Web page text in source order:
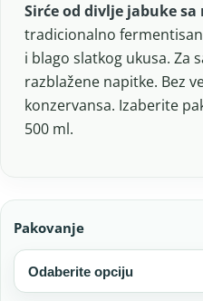
Sirće od divlje jabuke sa
tradicionalno
i blago slatkog ukusa. Za
razblažene napitke. Bez
konzervansa. Izaberite
500 ml.
Pakovanje